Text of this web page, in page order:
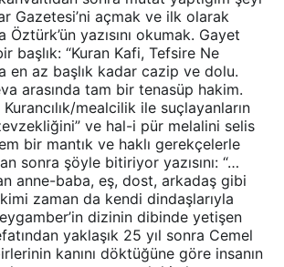
Gazetesi’ni açmak ve ilk olarak
yazısını okumak. Gayet
başlık: “Kuran Kafi, Tefsire Ne
en az başlık kadar cazip ve dolu.
arasında tam bir tenasüp hakim.
mealcilik ile suçlayanların
ve hal-i pür melalini selis
bir mantık ve haklı gerekçelerle
sonra şöyle bitiriyor yazısını: “…
anne-baba, eş, dost, arkadaş gibi
kimi zaman da kendi dindaşlarıyla
dizinin dibinde yetişen
yaklaşık 25 yıl sonra Cemel
kanını döktüğüne göre insanın